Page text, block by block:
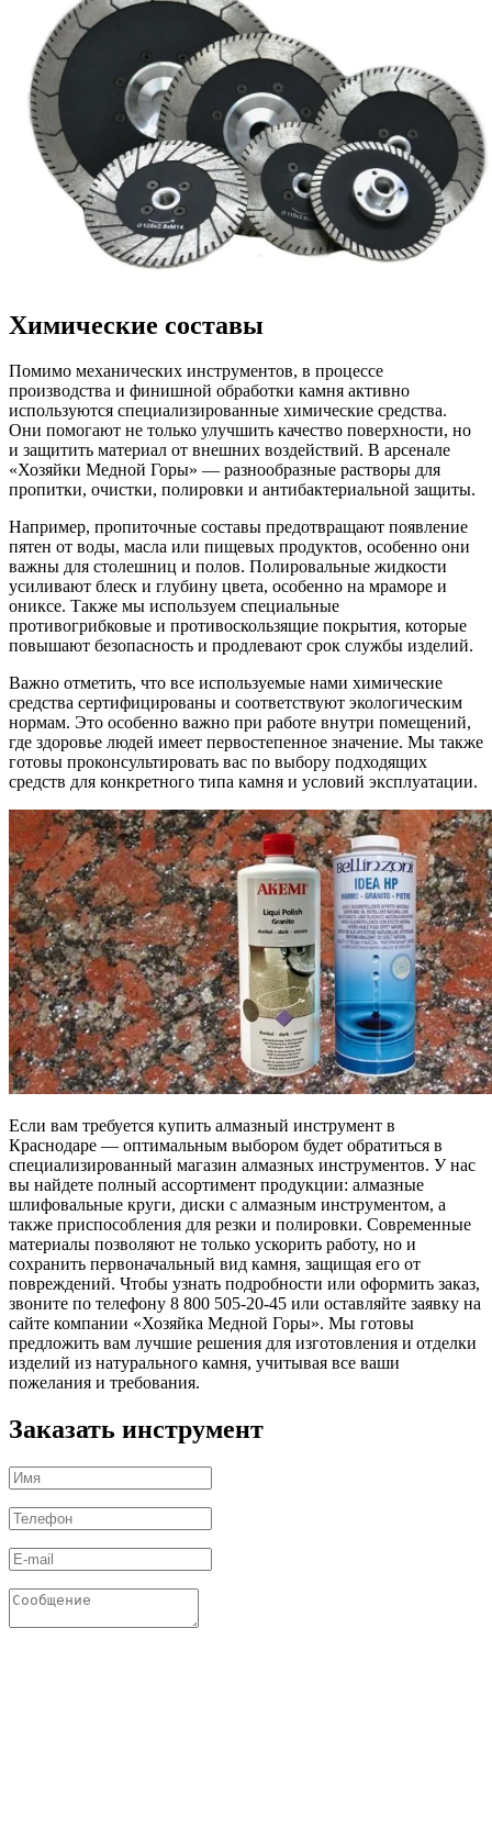
Химические составы
Помимо механических инструментов, в процессе
производства и финишной обработки камня активно
используются специализированные химические средства.
Они помогают не только улучшить качество поверхности, но
и защитить материал от внешних воздействий. В арсенале
«Хозяйки Медной Горы» — разнообразные растворы для
пропитки, очистки, полировки и антибактериальной защиты.
Например, пропиточные составы предотвращают появление
пятен от воды, масла или пищевых продуктов, особенно они
важны для столешниц и полов. Полировальные жидкости
усиливают блеск и глубину цвета, особенно на мраморе и
ониксе. Также мы используем специальные
противогрибковые и противоскользящие покрытия, которые
повышают безопасность и продлевают срок службы изделий.
Важно отметить, что все используемые нами химические
средства сертифицированы и соответствуют экологическим
нормам. Это особенно важно при работе внутри помещений,
где здоровье людей имеет первостепенное значение. Мы также
готовы проконсультировать вас по выбору подходящих
средств для конкретного типа камня и условий эксплуатации.
Если вам требуется купить алмазный инструмент в
Краснодаре — оптимальным выбором будет обратиться в
специализированный магазин алмазных инструментов. У нас
вы найдете полный ассортимент продукции: алмазные
шлифовальные круги, диски с алмазным инструментом, а
также приспособления для резки и полировки. Современные
материалы позволяют не только ускорить работу, но и
сохранить первоначальный вид камня, защищая его от
повреждений. Чтобы узнать подробности или оформить заказ,
звоните по телефону 8 800 505-20-45 или оставляйте заявку на
сайте компании «Хозяйка Медной Горы». Мы готовы
предложить вам лучшие решения для изготовления и отделки
изделий из натурального камня, учитывая все ваши
пожелания и требования.
Заказать инструмент